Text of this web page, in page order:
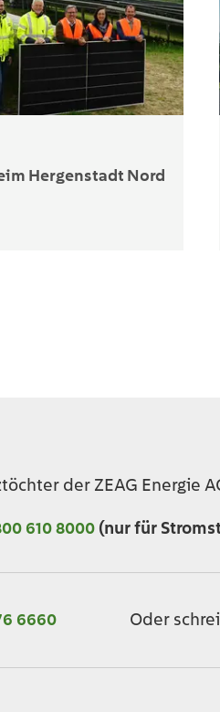
Hergenstadt Nord
der ZEAG Energie
610 8000 (nur für
6660 Oder